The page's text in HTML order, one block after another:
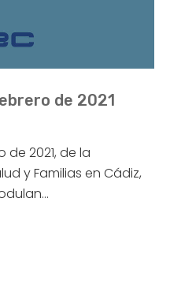
de 2021
2021, de la
y Familias en Cádiz,